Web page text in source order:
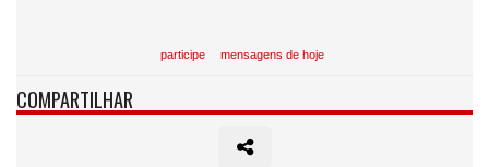
participe mensagens de hoje
COMPARTILHAR